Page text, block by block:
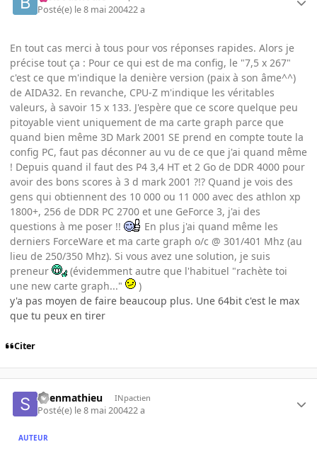
Posté(e) le 8 mai 200422 a
En tout cas merci à tous pour vos réponses rapides. Alors je
précise tout ça : Pour ce qui est de ma config, le "7,5 x 267"
c'est ce que m'indique la denière version (paix à son âme^^)
de AIDA32. En revanche, CPU-Z m'indique les véritables
valeurs, à savoir 15 x 133. J'espère que ce score quelque peu
pitoyable vient uniquement de ma carte graph parce que
quand bien même 3D Mark 2001 SE prend en compte toute la
config PC, faut pas déconner au vu de ce que j'ai quand même
! Depuis quand il faut des P4 3,4 HT et 2 Go de DDR 4000 pour
avoir des bons scores à 3 d mark 2001 ?!? Quand je vois des
gens qui obtiennent des 10 000 ou 11 000 avec des athlon xp
1800+, 256 de DDR PC 2700 et une GeForce 3, j'ai des
questions à me poser !!
En plus j'ai quand même les
derniers ForceWare et ma carte graph o/c @ 301/401 Mhz (au
lieu de 250/350 Mhz). Si vous avez une solution, je suis
preneur
(évidemment autre que l'habituel "rachète toi
une new carte graph..."
)
y'a pas moyen de faire beaucoup plus. Une 64bit c'est le max
que tu peux en tirer
Citer
Shenmathieu INpactien
Posté(e) le 8 mai 200422 a
AUTEUR